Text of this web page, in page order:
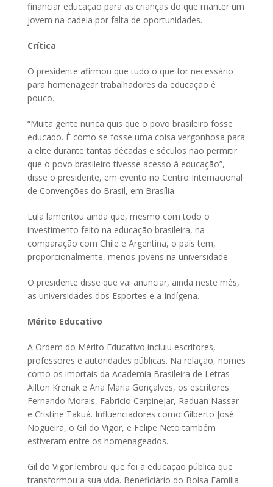
financiar educação para as crianças do que manter um
jovem na cadeia por falta de oportunidades.
Crítica
O presidente afirmou que tudo o que for necessário
para homenagear trabalhadores da educação é
pouco.
“Muita gente nunca quis que o povo brasileiro fosse
educado. É como se fosse uma coisa vergonhosa para
a elite durante tantas décadas e séculos não permitir
que o povo brasileiro tivesse acesso à educação”,
disse o presidente, em evento no Centro Internacional
de Convenções do Brasil, em Brasília.
Lula lamentou ainda que, mesmo com todo o
investimento feito na educação brasileira, na
comparação com Chile e Argentina, o país tem,
proporcionalmente, menos jovens na universidade.
O presidente disse que vai anunciar, ainda neste mês,
as universidades dos Esportes e a Indígena.
Mérito Educativo
A Ordem do Mérito Educativo incluiu escritores,
professores e autoridades públicas. Na relação, nomes
como os imortais da Academia Brasileira de Letras
Ailton Krenak e Ana Maria Gonçalves, os escritores
Fernando Morais, Fabricio Carpinejar, Raduan Nassar
e Cristine Takuá. Influenciadores como Gilberto José
Nogueira, o Gil do Vigor, e Felipe Neto também
estiveram entre os homenageados.
Gil do Vigor lembrou que foi a educação pública que
transformou a sua vida. Beneficiário do Bolsa Família